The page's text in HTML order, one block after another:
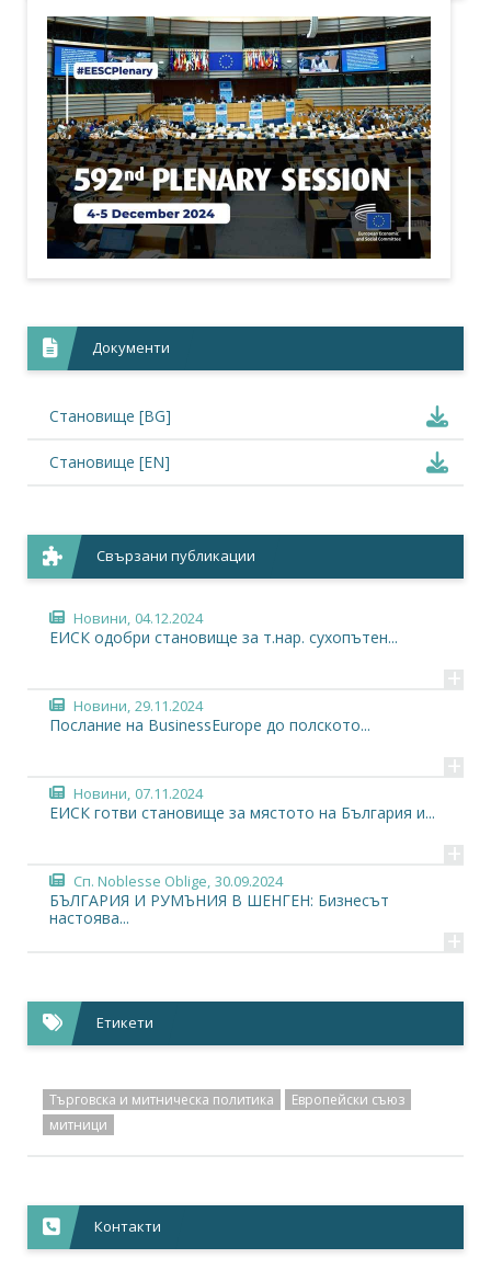
Документи
Становище [BG]
Становище [EN]
Свързани публикации
Новини, 04.12.2024
ЕИСК одобри становище за т.нар. сухопътен...
+
Новини, 29.11.2024
Послание на BusinessEurope до полското...
+
Новини, 07.11.2024
ЕИСК готви становище за мястото на България и...
+
Сп. Noblesse Oblige, 30.09.2024
БЪЛГАРИЯ И РУМЪНИЯ В ШЕНГЕН: Бизнесът
настоява...
+
Етикети
Търговска и митническа политика
Европейски съюз
митници
Контакти